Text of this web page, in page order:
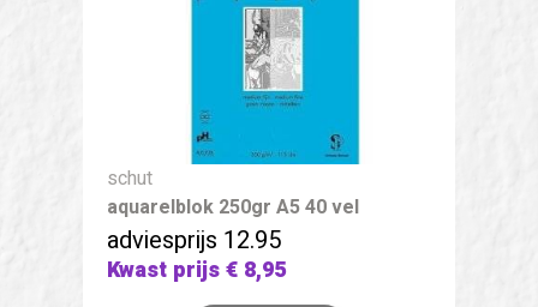
schut
aquarelblok 250gr A5 40 vel
adviesprijs 12.95
Kwast prijs€ 8,95